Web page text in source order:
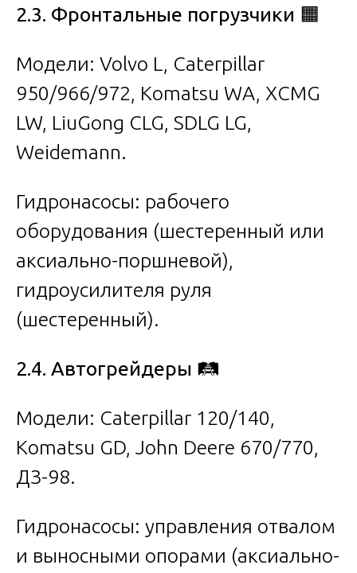
2.3. Фронтальные погрузчики 🟧
Модели: Volvo L, Caterpillar
950/966/972, Komatsu WA, XCMG
LW, LiuGong CLG, SDLG LG,
Weidemann.
Гидронасосы: рабочего
оборудования (шестеренный или
аксиально-поршневой),
гидроусилителя руля
(шестеренный).
2.4. Автогрейдеры 🛤️
Модели: Caterpillar 120/140,
Komatsu GD, John Deere 670/770,
ДЗ-98.
Гидронасосы: управления отвалом
и выносными опорами (аксиально-